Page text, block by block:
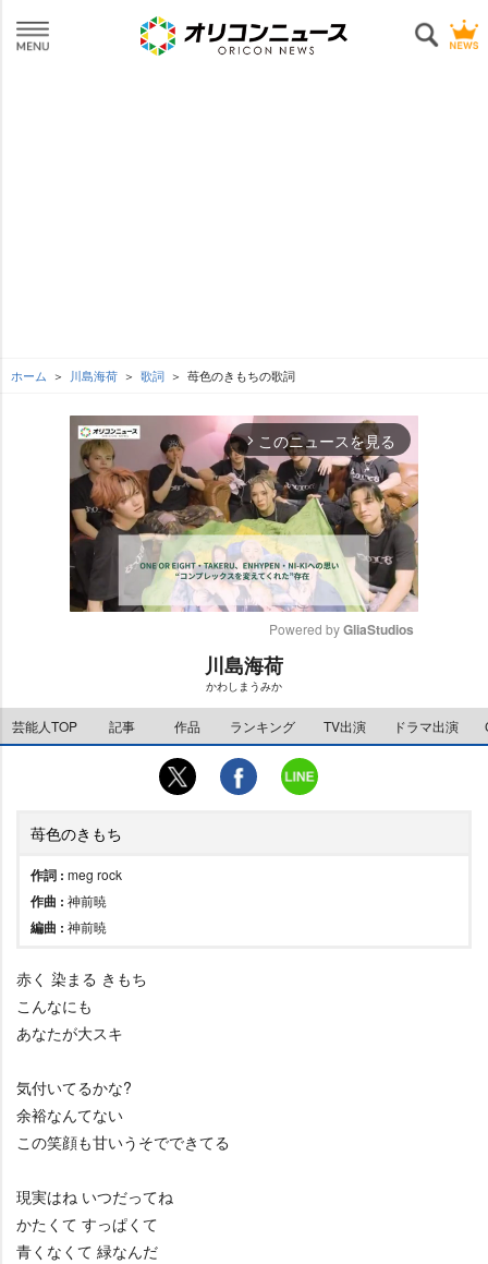
ホーム 川島海荷 歌詞 苺色のきもちの歌詞
arrow_forward_ios このニュースを見る
e
Powered by GliaStudios
川島海荷
かわしまうみか
芸能人TOP 記事 作品 ランキング TV出演 ドラマ出演
苺色のきもち
作詞 : meg rock
作曲 : 神前暁
編曲 : 神前暁
赤く 染まる きもち
こんなにも
あなたが大スキ
気付いてるかな?
余裕なんてない
この笑顔も甘いうそでできてる
現実はね いつだってね
かたくて すっぱくて
青くなくて 緑なんだ